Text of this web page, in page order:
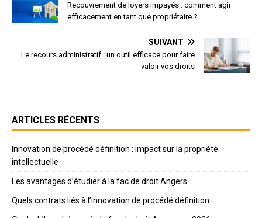
Recouvrement de loyers impayés : comment agir
efficacement en tant que propriétaire ?
SUIVANT
Le recours administratif : un outil efficace pour faire
valoir vos droits
ARTICLES RÉCENTS
Innovation de procédé définition : impact sur la propriété
intellectuelle
Les avantages d’étudier à la fac de droit Angers
Quels contrats liés à l’innovation de procédé définition